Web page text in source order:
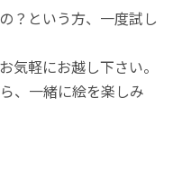
？という方、一度試し
気軽にお越し下さい。
、一緒に絵を楽しみ